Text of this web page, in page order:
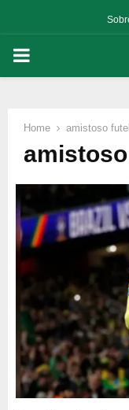
PRIMARY
Home amistoso